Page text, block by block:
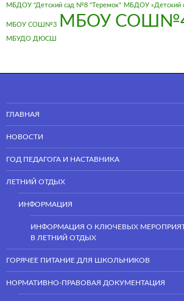
МБДОУ "Детский сад №8 "Теремок" МБДОУ «Детский
МБОУ СОШ№3 МБОУ
МБУДО ДЮСШ
ГЛАВНАЯ
НОВОСТИ
ГОД ПЕДАГОГА И НАСТАВНИКА
ЛЕТНИЙ ОТДЫХ
ИНФОРМАЦИЯ
ИНФОРМАЦИЯ О КЛЮЧЕВЫХ
В ЛЕТНИЙ ОТДЫХ
ГОРЯЧЕЕ ПИТАНИЕ ДЛЯ ШКОЛЬНИКОВ
НОРМАТИВНО-ПРАВОВАЯ ДОКУМЕНТАЦИЯ